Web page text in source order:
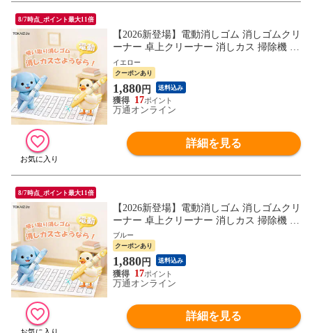
8/7時点_ポイント最大11倍
【2026新登場】電動消しゴム 消しゴムクリ
ーナー 卓上クリーナー 消しカス 掃除機 子
供 ギフト かわいい 鉛筆用 電池式 替え芯2
本入 文房具 卒園 入学 祝い 子ども 誕生日
プレゼント 静音 軽量 女の子 男の子 幼稚
園 小学校 字消器 贈り物 TOKAIZ Lite
イエロー
クーポンあり
1,880円 送料込み
17
万通オンライン
詳細を見る
8/7時点_ポイント最大11倍
【2026新登場】電動消しゴム 消しゴムクリ
ーナー 卓上クリーナー 消しカス 掃除機 子
供 ギフト かわいい 鉛筆用 電池式 替え芯2
本入 文房具 卒園 入学 祝い 子ども 誕生日
プレゼント 静音 軽量 女の子 男の子 幼稚
園 小学校 字消器 贈り物 TOKAIZ Lite
ブルー
クーポンあり
1,880円 送料込み
17
万通オンライン
詳細を見る